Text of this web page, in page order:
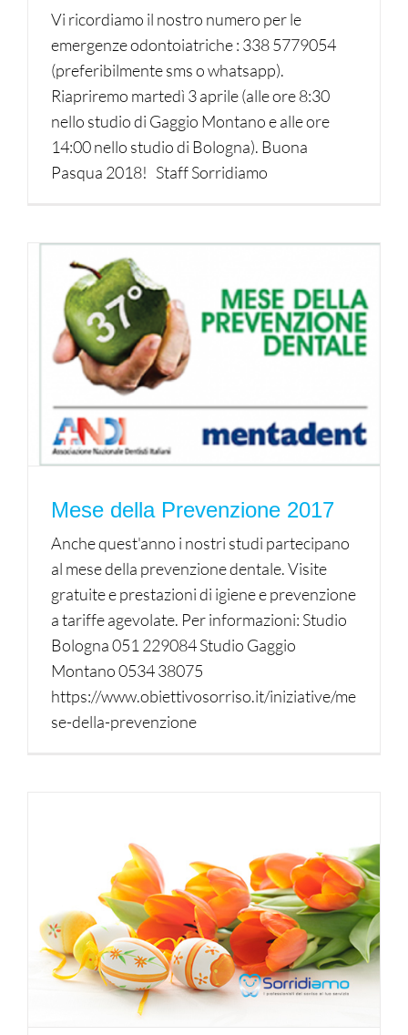
Vi ricordiamo il nostro numero per le
emergenze odontoiatriche : 338 5779054
(preferibilmente sms o whatsapp).
Riapriremo martedì 3 aprile (alle ore 8:30
nello studio di Gaggio Montano e alle ore
14:00 nello studio di Bologna). Buona
Pasqua 2018! Staff Sorridiamo
Mese della Prevenzione 2017
Anche quest'anno i nostri studi partecipano
al mese della prevenzione dentale. Visite
gratuite e prestazioni di igiene e prevenzione
a tariffe agevolate. Per informazioni: Studio
Bologna 051 229084 Studio Gaggio
Montano 0534 38075
https://www.obiettivosorriso.it/iniziative/me
se-della-prevenzione